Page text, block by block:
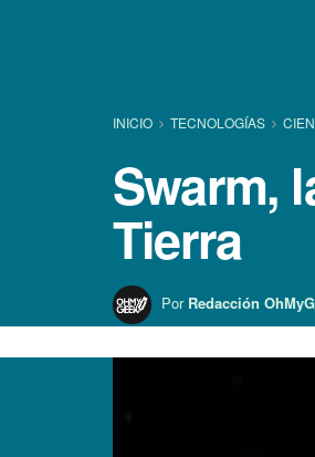
INICIO TECNOLOGÍ­AS
Swarm,
Tierra
Por Redacción